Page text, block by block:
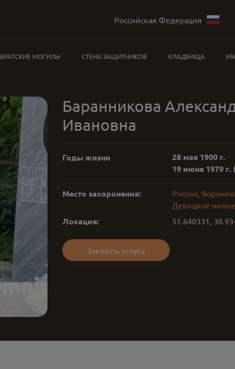
Российская Федерация
БРАТСКИЕ МОГИЛЫ СТЕНА ЗАЩИТНИКОВ КЛАДБИЩА
Баранникова
Ивановна
Годы жизни
28 мая 1900 г.
19 июня 1979 г.
Место захоронения:
Россия,
Девицкое
Локация: 51.640331 ,
Заказать услугу